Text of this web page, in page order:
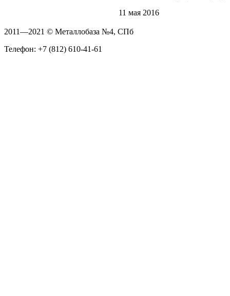
11 мая 2016
2011—2021 © Металлобаза №4, СПб
Телефон: +7 (812) 610-41-61